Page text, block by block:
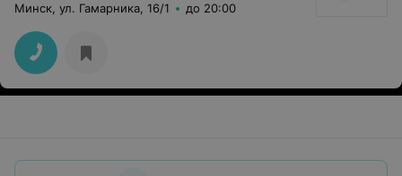
Минск, ул. Гамарника, 16/1 до 20:00